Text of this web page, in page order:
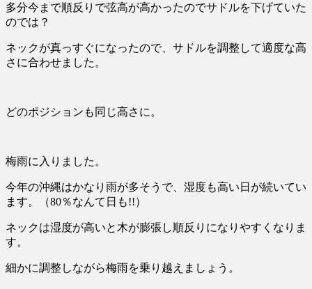
多分今まで順反りで弦高が高かったのでサドルを下げていた
のでは？
ネックが真っすぐになったので、サドルを調整して適度な高
さに合わせました。
どのポジションも同じ高さに。
梅雨に入りました。
今年の沖縄はかなり雨が多そうで、湿度も高い日が続いてい
ます。（80％なんて日も!!）
ネックは湿度が高いと木が膨張し順反りになりやすくなりま
す。
細かに調整しながら梅雨を乗り越えましょう。